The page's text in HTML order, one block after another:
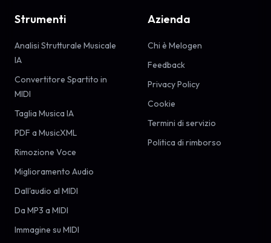
Strumenti
Analisi Strutturale Musicale
IA
Convertitore Spartito in
MIDI
Taglia Musica IA
PDF a MusicXML
Rimozione Voce
Miglioramento Audio
Dall'audio al MIDI
Da MP3 a MIDI
Immagine su MIDI
Azienda
Chi è Melogen
Feedback
Privacy Policy
Cookie
Termini di servizio
Politica di rimborso